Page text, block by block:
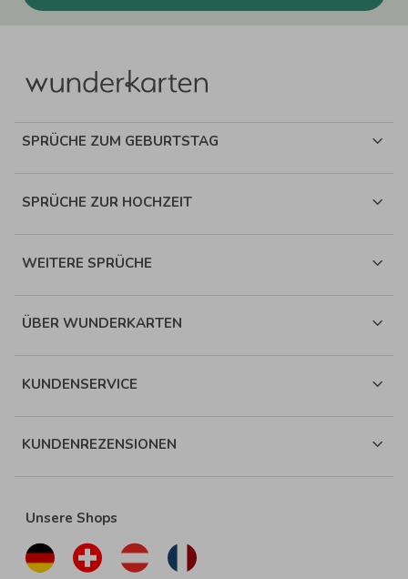
SPRÜCHE ZUM GEBURTSTAG
SPRÜCHE ZUR HOCHZEIT
WEITERE SPRÜCHE
ÜBER WUNDERKARTEN
KUNDENSERVICE
KUNDENREZENSIONEN
Unsere Shops